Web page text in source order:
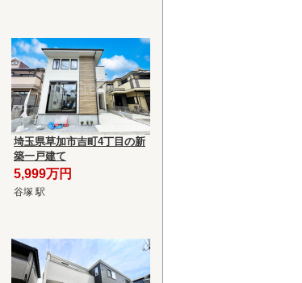
埼玉県草加市吉町4丁目の新
築一戸建て
5,999万円
谷塚 駅